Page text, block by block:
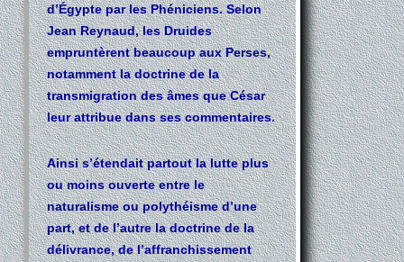
d’Égypte par les Phéniciens. Selon
Jean Reynaud, les Druides
empruntèrent beaucoup aux Perses,
notamment la doctrine de la
transmigration des âmes que César
leur attribue dans ses commentaires.
Ainsi s’étendait partout la lutte plus
ou moins ouverte entre le
naturalisme ou polythéisme d’une
part, et de l’autre la doctrine de la
délivrance, de l’affranchissement